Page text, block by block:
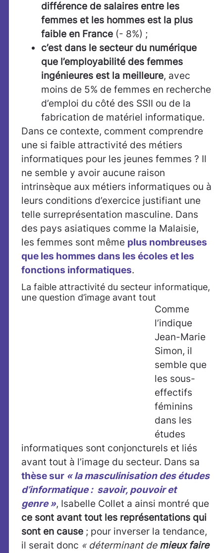
différence de salaires entre les
femmes et les hommes est la plus
faible en France (- 8%) ;
c’est dans le secteur du numérique
que l’employabilité des femmes
ingénieures est la meilleure, avec
moins de 5% de femmes en recherche
d’emploi du côté des SSII ou de la
fabrication de matériel informatique.
Dans ce contexte, comment comprendre
une si faible attractivité des métiers
informatiques pour les jeunes femmes ? Il
ne semble y avoir aucune raison
intrinsèque aux métiers informatiques ou à
leurs conditions d’exercice justifiant une
telle surreprésentation masculine. Dans
des pays asiatiques comme la Malaisie,
les femmes sont même plus nombreuses
que les hommes dans les écoles et les
fonctions informatiques.
La faible attractivité du secteur informatique,
une question d’image avant tout
Comme
l’indique
Jean-Marie
Simon, il
semble que
les sous-
effectifs
féminins
dans les
études
informatiques sont conjoncturels et liés
avant tout à l’image du secteur. Dans sa
thèse sur « la masculinisation des études
d’informatique : savoir, pouvoir et
genre », Isabelle Collet a ainsi montré que
ce sont avant tout les représentations qui
sont en cause ; pour inverser la tendance,
il serait donc « déterminant de mieux faire